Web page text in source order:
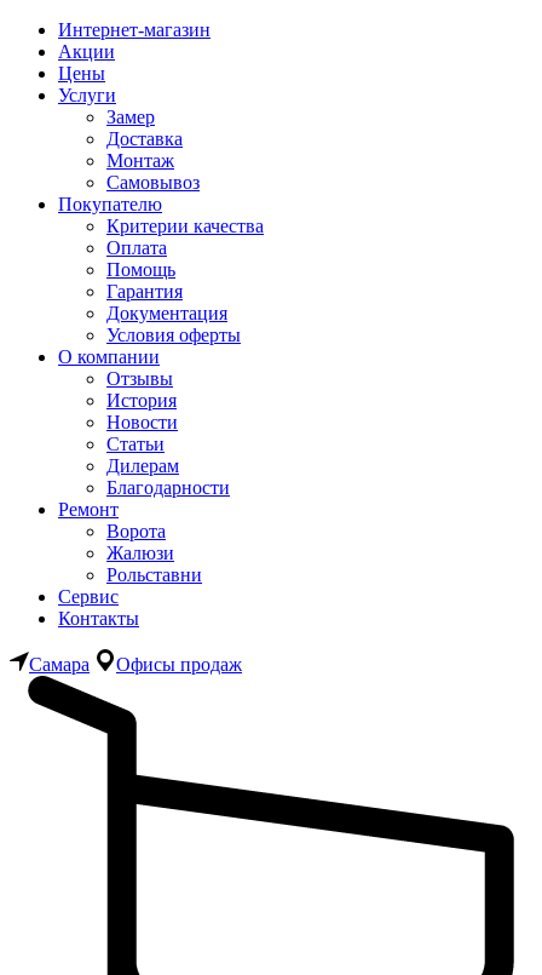
Интернет-магазин
Акции
Цены
Услуги
Замер
Доставка
Монтаж
Самовывоз
Покупателю
Критерии качества
Оплата
Помощь
Гарантия
Документация
Условия оферты
О компании
Отзывы
История
Новости
Статьи
Дилерам
Благодарности
Ремонт
Ворота
Жалюзи
Рольставни
Сервис
Контакты
Самара Офисы продаж